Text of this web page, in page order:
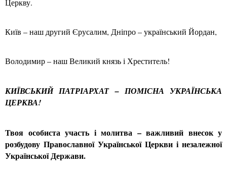
Церкву.
Київ – наш другий Єрусалим, Дніпро – український Йордан,
Володимир – наш Великий князь і Хреститель!
КИЇВСЬКИЙ ПАТРІАРХАТ – ПОМІСНА УКРАЇНСЬКА
ЦЕРКВА!
Твоя особиста участь і молитва – важливий внесок у
розбудову Православної Української Церкви і незалежної
Української Держави.